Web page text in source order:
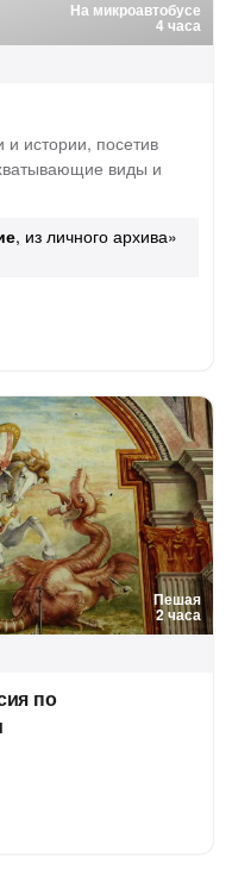
На микроавтобусе
4 часа
и истории, посетив
виды и
, из личного архива»
Пешая
2 часа
по